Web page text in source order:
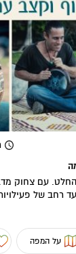
עם צחוק
רחב של
על המפה